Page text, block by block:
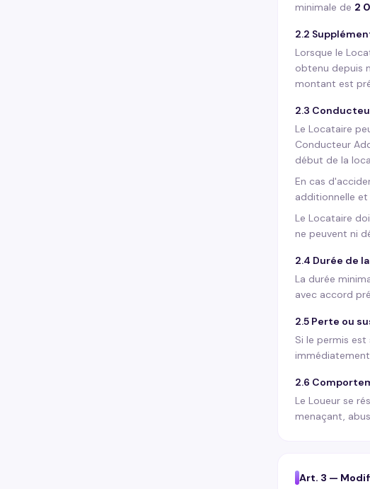
minimale de 2
2.2
Lorsque le
obtenu depuis
montant est
2.3
Le Locataire
Conducteur
début de la
En cas
additionnelle
Le Locataire
ne peuvent ni
2.4 Durée de
La durée
avec accord
2.5 Perte ou
Si le permis
2.6
Le Loueur se
menaçant,
Art. 3 —